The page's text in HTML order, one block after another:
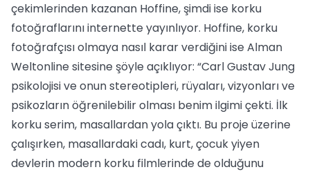
çekimlerinden kazanan Hoffine, şimdi ise korku
fotoğraflarını internette yayınlıyor. Hoffine, korku
fotoğrafçısı olmaya nasıl karar verdiğini ise Alman
Weltonline sitesine şöyle açıklıyor: “Carl Gustav Jung
psikolojisi ve onun stereotipleri, rüyaları, vizyonları ve
psikozların öğrenilebilir olması benim ilgimi çekti. İlk
korku serim, masallardan yola çıktı. Bu proje üzerine
çalışırken, masallardaki cadı, kurt, çocuk yiyen
devlerin modern korku filmlerinde de olduğunu